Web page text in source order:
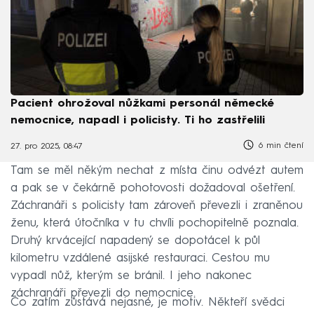
Pacient ohrožoval nůžkami personál německé
nemocnice, napadl i policisty. Ti ho zastřelili
27. pro 2025, 08:47 6 min čtení
Tam se měl někým nechat z místa činu odvézt autem
a pak se v čekárně pohotovosti dožadoval ošetření.
Záchranáři s policisty tam zároveň převezli i zraněnou
ženu, která útočníka v tu chvíli pochopitelně poznala.
Druhý krvácející napadený se dopotácel k půl
kilometru vzdálené asijské restauraci. Cestou mu
vypadl nůž, kterým se bránil. I jeho nakonec
záchranáři převezli do nemocnice.
Co zatím zůstává nejasné, je motiv. Někteří svědci